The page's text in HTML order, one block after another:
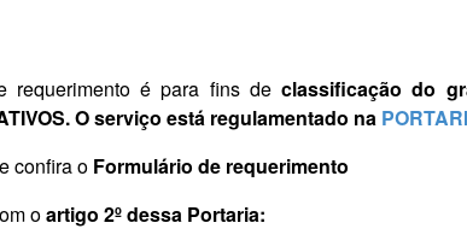
requerimento é para fins declassificação do
O serviço está regulamentado na
e confira o Formulário de requerimento
oartigo 2º dessa Portaria: